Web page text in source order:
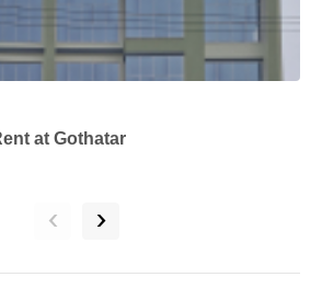
at Gothatar
‹ ›